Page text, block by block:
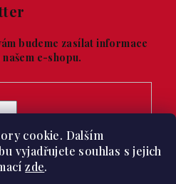
cookie. Dalším
vyjadřujete souhlas s jejich
zde.
budeme zasílat informace
e-shopu.